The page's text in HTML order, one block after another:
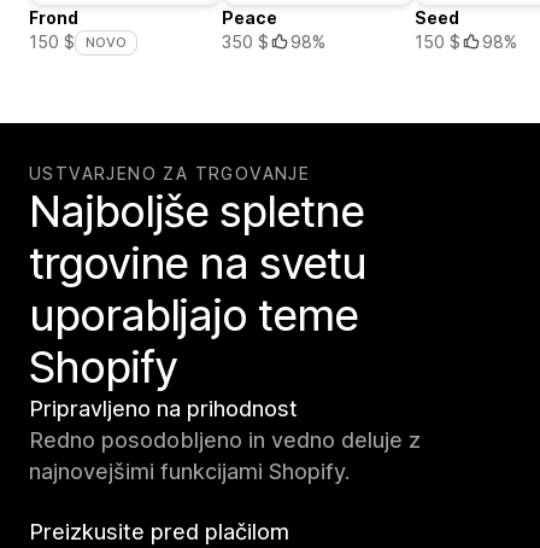
Frond
150 $
NOVO
Peace
350 $
98%
Seed
150 $
98%
USTVARJENO ZA TRGOVANJE
Najboljše spletne
trgovine na svetu
uporabljajo teme
Shopify
Pripravljeno na prihodnost
Redno posodobljeno in vedno deluje z
najnovejšimi funkcijami Shopify.
Preizkusite pred plačilom